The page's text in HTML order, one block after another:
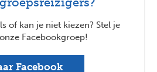
of kan je niet kiezen? Stel je
Facebookgroep!
Facebook